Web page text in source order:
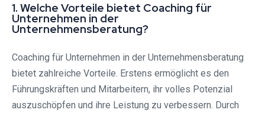
1. Welche Vorteile bietet Coaching für
Unternehmen in der
Unternehmensberatung?
Coaching für Unternehmen in der Unternehmensberatung
bietet zahlreiche Vorteile. Erstens ermöglicht es den
Führungskräften und Mitarbeitern, ihr volles Potenzial
auszuschöpfen und ihre Leistung zu verbessern. Durch